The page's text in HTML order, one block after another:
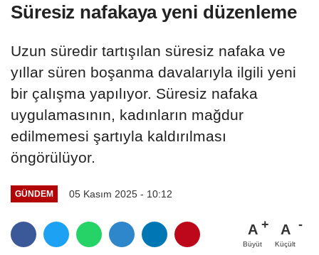
Süresiz nafakaya yeni düzenleme
Uzun süredir tartışılan süresiz nafaka ve
yıllar süren boşanma davalarıyla ilgili yeni
bir çalışma yapılıyor. Süresiz nafaka
uygulamasının, kadınların mağdur
edilmemesi şartıyla kaldırılması
öngörülüyor.
GÜNDEM 05 Kasım 2025 - 10:12
A
Büyüt
A
Küçült